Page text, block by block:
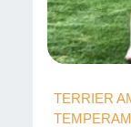
TERRIER